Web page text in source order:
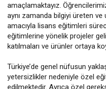
amaçlamaktayız.
aynı zamanda bilgiyi üreten
amacıyla lisans eğitimleri
eğitimlerine yönelik projeler
katılmaları ve ürünler ortaya
Türkiye’de genel nüfusun
yetersizlikler nedeniyle özel
edilmektedir. Ayrıca özel